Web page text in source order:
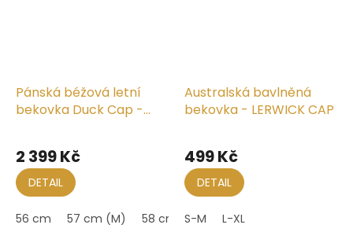
Pánská béžová letní
bekovka Duck Cap -
2 399 Kč
DETAIL
56 cm 57 cm (M) 58 cm 59 cm (L)
Australská bavlněná
bekovka - LERWICK CAP
hodnocení
produktu
je
5,0
5
499 Kč
DETAIL
S-M L-XL